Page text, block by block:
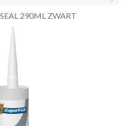
290ML ZWART